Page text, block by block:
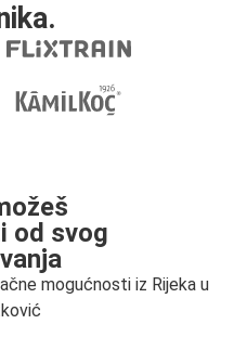
od svog
mogućnosti iz Rijeka u